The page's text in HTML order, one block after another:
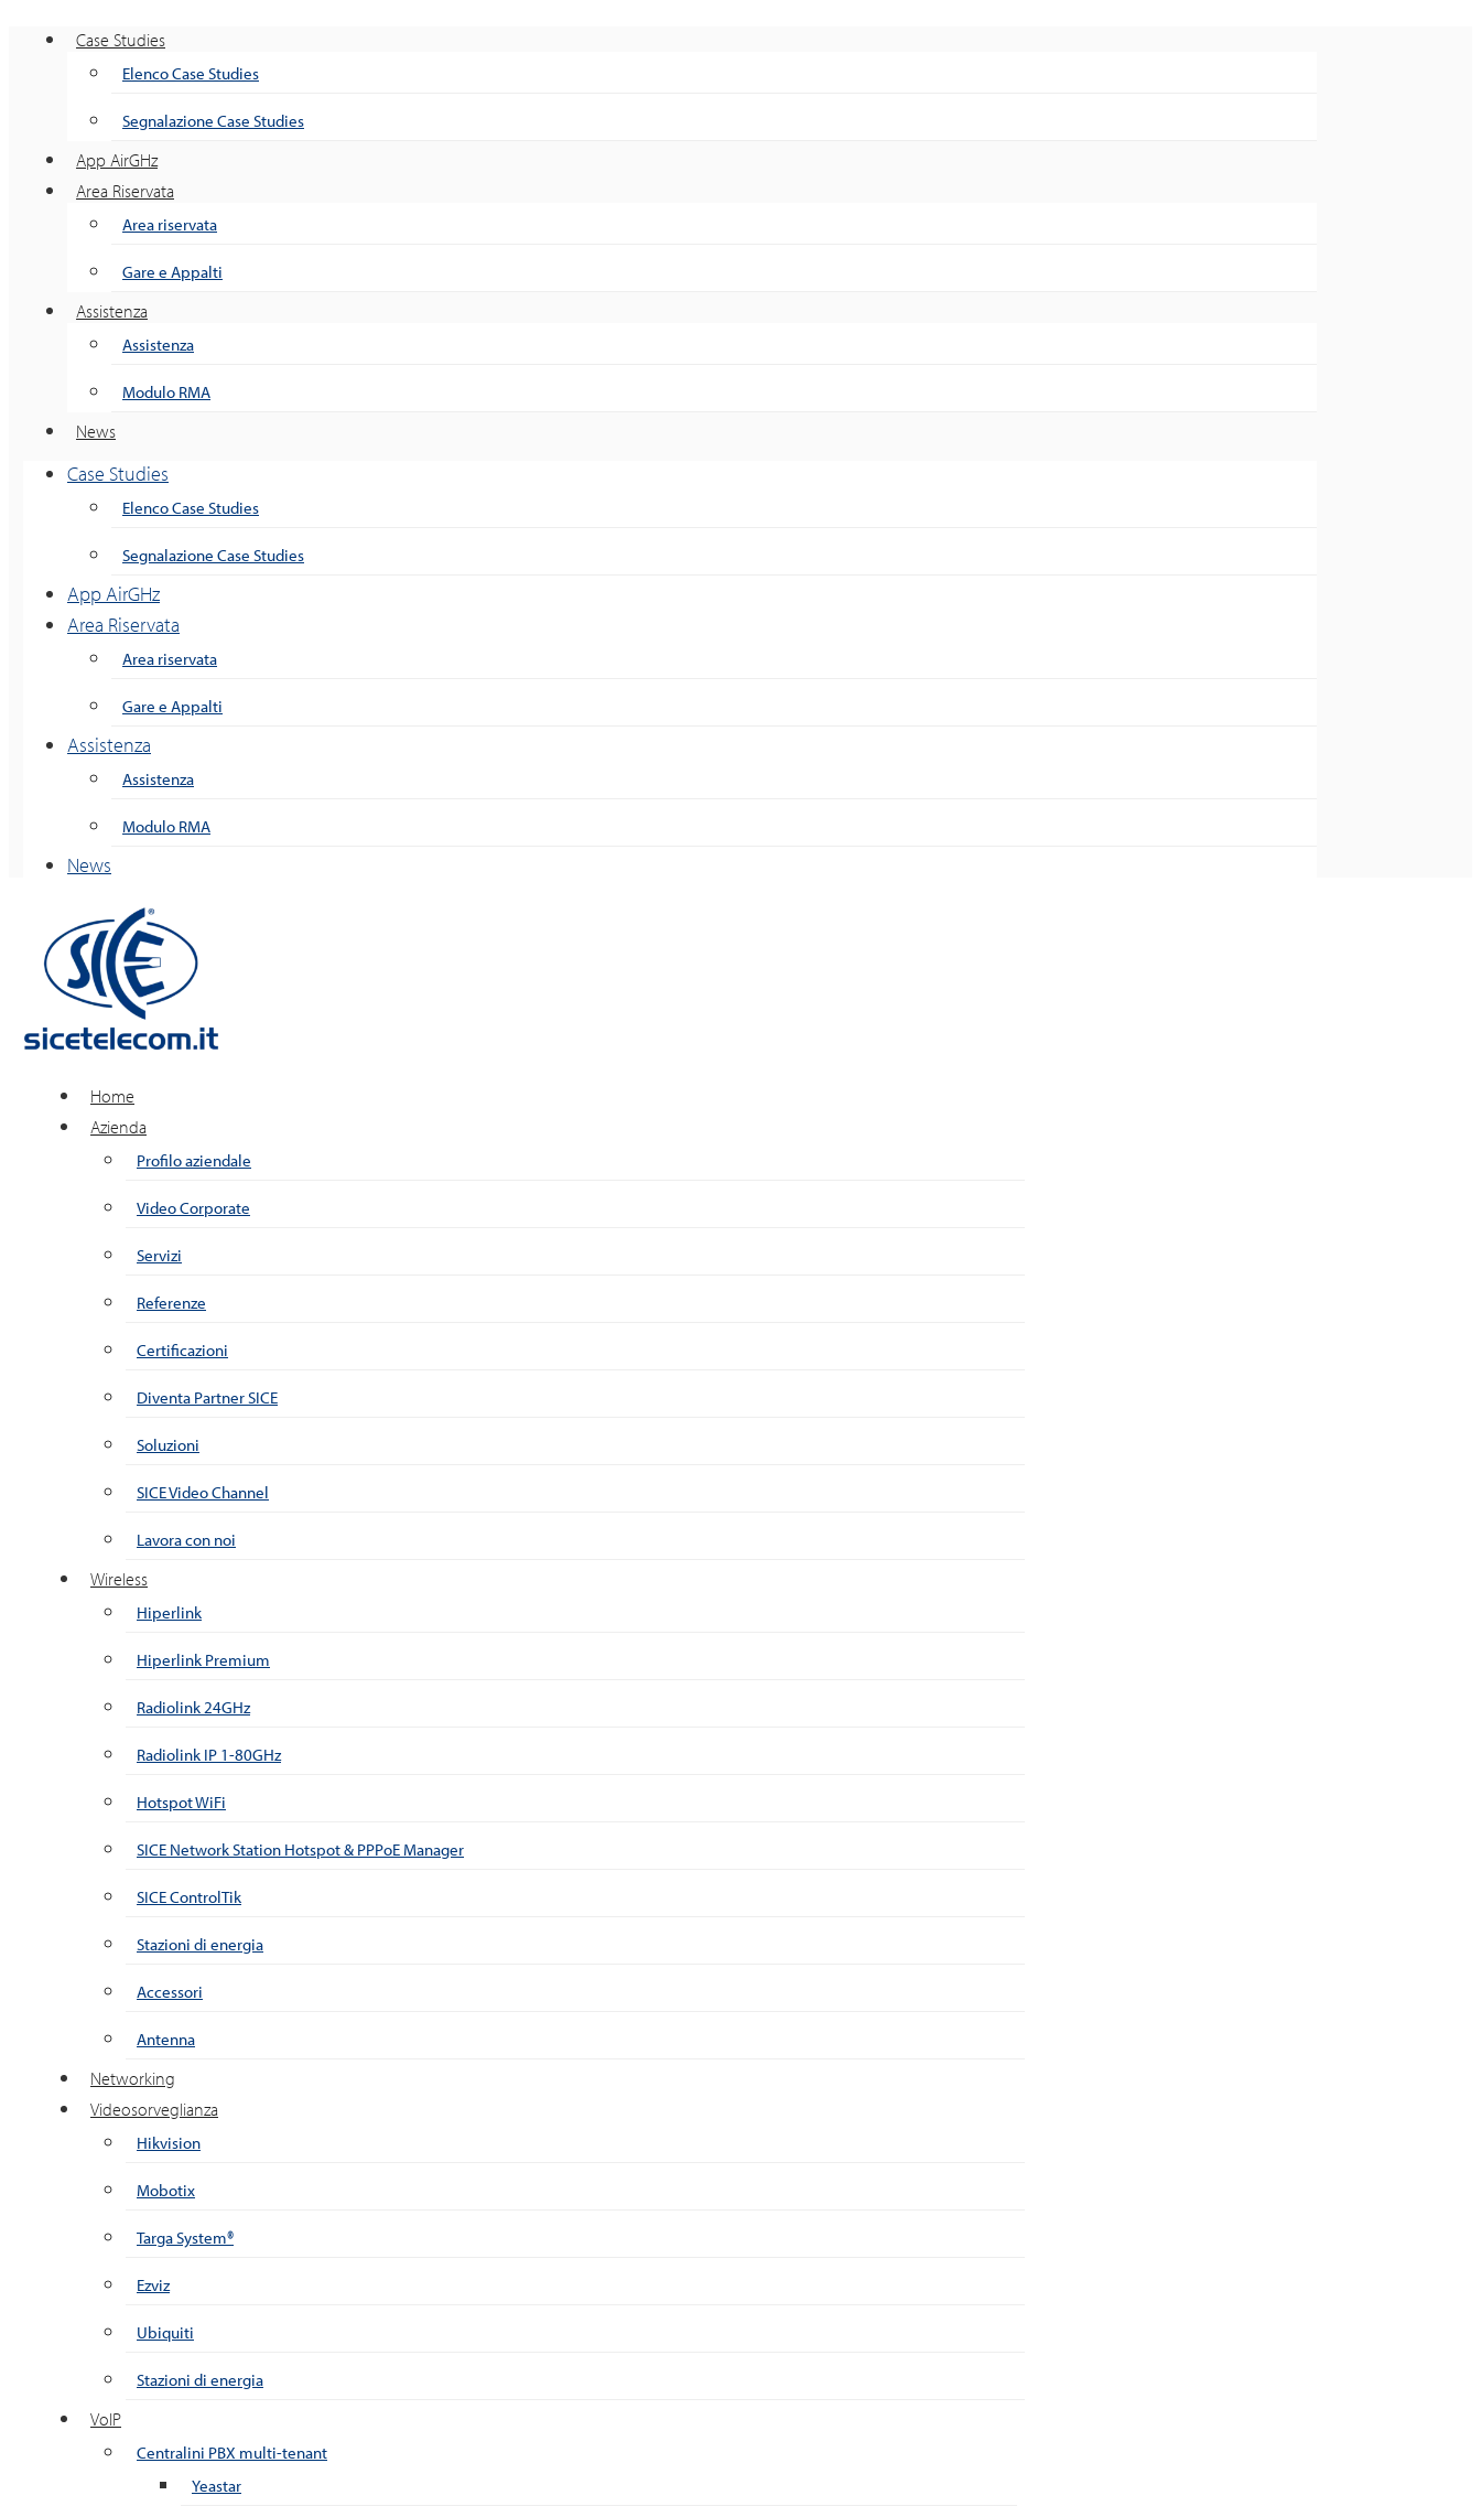
Case Studies
Elenco Case Studies
Segnalazione Case Studies
App AirGHz
Area Riservata
Area riservata
Gare e Appalti
Assistenza
Assistenza
Modulo RMA
News
Case Studies
Elenco Case Studies
Segnalazione Case Studies
App AirGHz
Area Riservata
Area riservata
Gare e Appalti
Assistenza
Assistenza
Modulo RMA
News
Home
Azienda
Profilo aziendale
Video Corporate
Servizi
Referenze
Certificazioni
Diventa Partner SICE
Soluzioni
SICE Video Channel
Lavora con noi
Wireless
Hiperlink
Hiperlink Premium
Radiolink 24GHz
Radiolink IP 1-80GHz
Hotspot WiFi
SICE Network Station Hotspot & PPPoE Manager
SICE ControlTik
Stazioni di energia
Accessori
Antenna
Networking
Videosorveglianza
Hikvision
Mobotix
Targa System®
Ezviz
Ubiquiti
Stazioni di energia
VoIP
Centralini PBX multi-tenant
Yeastar